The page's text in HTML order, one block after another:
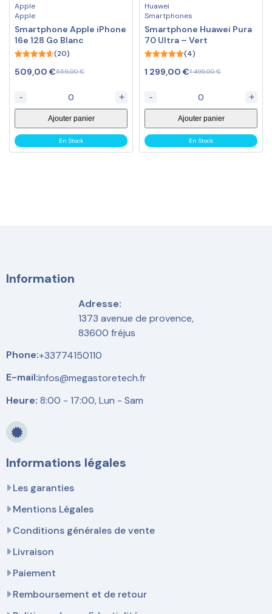
Apple
Apple
Smartphone Apple iPhone
16e 128 Go Blanc
out of 5
(20)
559,00€
509,00 €
- +
Ajouter panier
En Stock
Huawei
Smartphones
Smartphone Huawei Pura
70 Ultra – Vert
out of 5
(4)
1 499,00€
1 299,00 €
- +
Ajouter panier
En Stock
Information
Adresse:
1373 avenue de provence,
83600 fréjus
Phone:+33774150110
E-mail:infos@megastoretech.fr
Heure: 8:00 - 17:00, Lun - Sam
Informations légales
Les garanties
Mentions Légales
Conditions générales de vente
Livraison
Paiement
Remboursement et de retour